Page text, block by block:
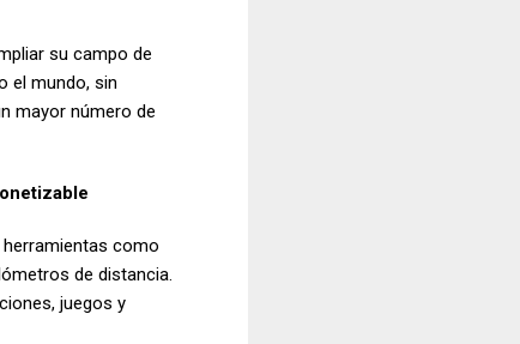
su campo de
el mundo, sin
mayor número de
como
de distancia.
juegos y